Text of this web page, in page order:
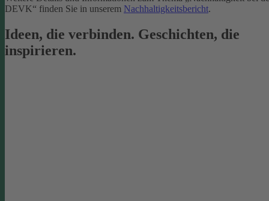
DEVK“ finden Sie in unserem Nachhaltigkeitsbericht.
Ideen, die verbinden. Geschichten, die
inspirieren.